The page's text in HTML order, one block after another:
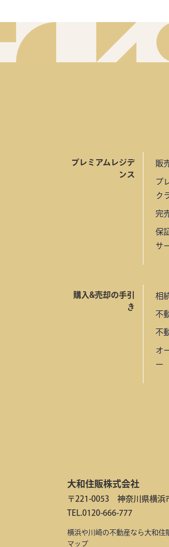
プレミアムレジデ
ンス
販
プ
ク
完
保
サ
購入&売却の手引
き
相
不
不
オ
ー
大和住販株式会社
〒221-0053 神奈川県横浜
TEL.0120-666-777
横浜や川崎の不動産なら大和住
マップ